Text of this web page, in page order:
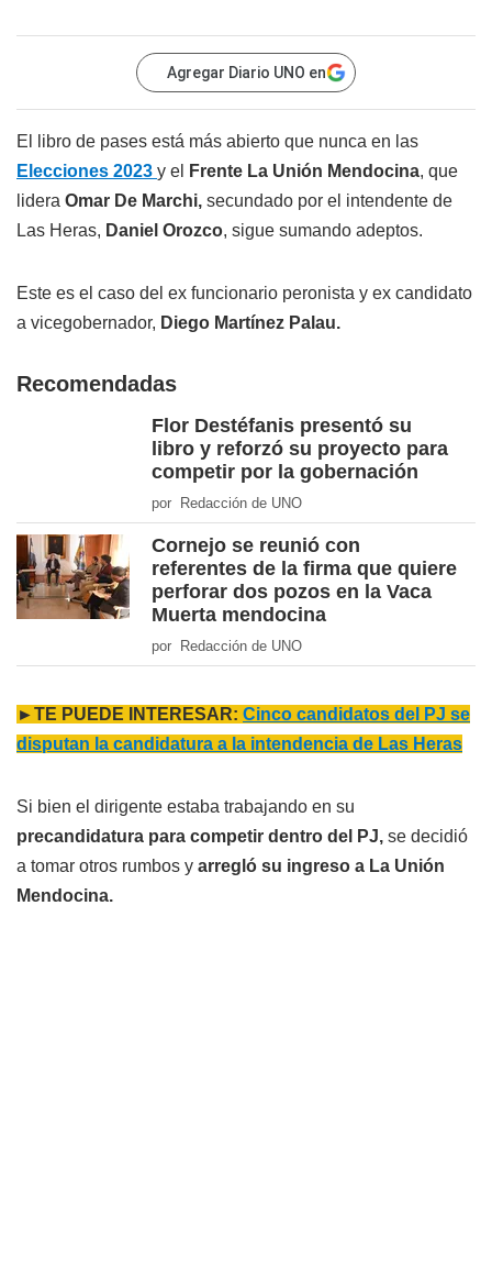
Agregar Diario UNO en
El libro de pases está más abierto que nunca en las
Elecciones 2023 y el Frente La Unión Mendocina, que
lidera Omar De Marchi, secundado por el intendente de
Las Heras, Daniel Orozco, sigue sumando adeptos.
Este es el caso del ex funcionario peronista y ex candidato
a vicegobernador, Diego Martínez Palau.
Recomendadas
Flor Destéfanis presentó su
libro y reforzó su proyecto para
competir por la gobernación
por Redacción de UNO
Cornejo se reunió con
referentes de la firma que quiere
perforar dos pozos en la Vaca
Muerta mendocina
por Redacción de UNO
►TE PUEDE INTERESAR: Cinco candidatos del PJ se
disputan la candidatura a la intendencia de Las Heras
Si bien el dirigente estaba trabajando en su
precandidatura para competir dentro del PJ, se decidió
a tomar otros rumbos y arregló su ingreso a La Unión
Mendocina.